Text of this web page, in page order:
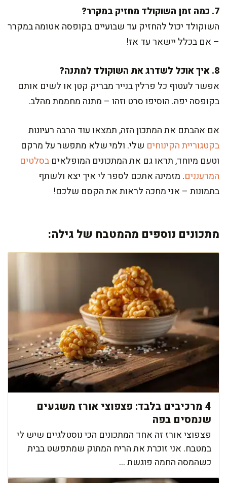
7. כמה זמן השוקולד מחזיק במקרר?
השוקולד יכול להחזיק עד שבועיים בקופסה אטומה במקרר
– אם בכלל יישאר עד אז!
8. איך אוכל לשדרג את השוקולד למתנה?
אפשר לעטוף כל פרלין בנייר מבריק קטן או לשים אותם
בקופסה יפה. הוסיפו סרט וזהו – מתנה מחממת מהלב.
אם אהבתם את המתכון הזה, תמצאו עוד הרבה רעיונות
בקטגוריית הקינוחים שלי. ולמי שלא מתפשר על מרקם
וטעם מיוחד, תראו גם את המתכונים המופלאים בסלטים
המרעננים. מזמינה אתכם לספר לי איך יצא ולשתף
בתמונות – אני מחכה לראות את הקסם שלכם!
מתכונים נוספים מהמטבח של גילה:
4 מרכיבים בלבד: פצפוצי אורז משגעים
שנמסים בפה
פצפוצי אורז זה אחד המתכונים הכי נוסטלגיים שיש לי
במטבח. אני זוכרת את הריח המתוק שמתפשט בבית
כשהמסה החמה פוגשת ...